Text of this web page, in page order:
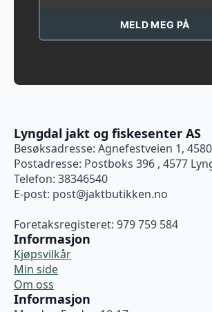
MELD MEG PÅ
Lyngdal jakt og fiskesenter AS
Besøksadresse: Agnefestveien 1,
Postadresse: Postboks 396 , 4577
Telefon: 38346540
E-post: post@jaktbutikken.no
Foretaksregisteret: 979 759 584
Informasjon
Kjøpsvilkår
Min side
Om oss
Informasjon